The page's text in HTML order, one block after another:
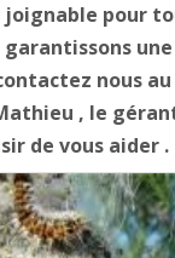
joignable pour
nous au
, le
de vous aider .